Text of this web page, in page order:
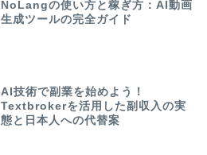
NoLangの使い方と稼ぎ方：AI動画
生成ツールの完全ガイド
AI技術で副業を始めよう！
Textbrokerを活用した副収入の実
態と日本人への代替案